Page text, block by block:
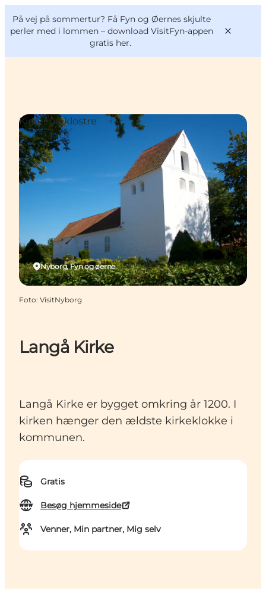
På vej på sommertur? Få Fyn og Øernes skjulte
perler med i lommen – download VisitFyn-appen
gratis her.
Oplevelser
Outdoor
Mad og drikke
Overnatning
Book lokale oplevelser
VisitFyn
Deutsch
Langå Kirke
Langå Kirke er bygget omkring år 1200. I
kirken hænger den ældste kirkeklokke i
kommunen.
Gratis
Besøg hjemmeside
Venner, Min partner, Mig selv
Nyborg, Fyn og øerne
Kirker og klostre
Foto: VisitNyborg